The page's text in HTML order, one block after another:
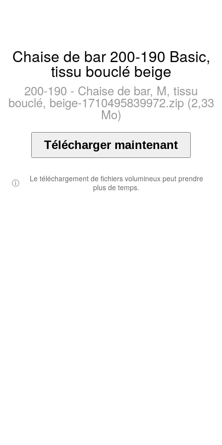
Chaise de bar 200-190 Basic,
tissu bouclé beige
200-190 - Chaise de bar, M, tissu
bouclé, beige-1710495839972.zip (2,33
Mo)
Télécharger maintenant
ⓘ
Le téléchargement de fichiers volumineux peut prendre
plus de temps.